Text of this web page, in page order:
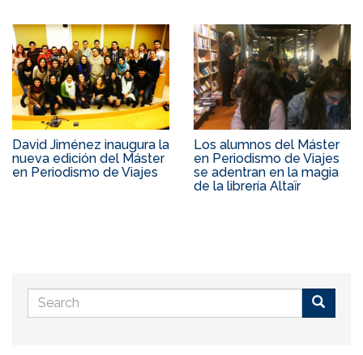
David Jiménez inaugura la
nueva edición del Máster
en Periodismo de Viajes
Los alumnos del Máster
en Periodismo de Viajes
se adentran en la magia
de la librería Altaïr
Search
form